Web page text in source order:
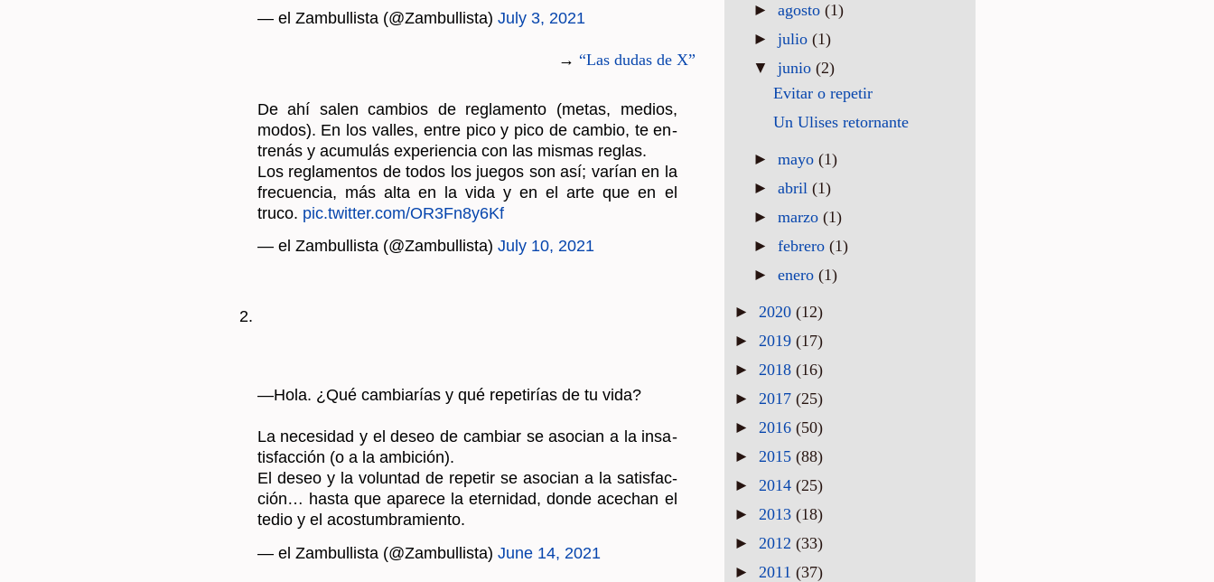
→“Las dudas de X”
tre­nás y acu­mu­lás ex­pe­rien­cia con las mis­mas re­glas.
Los re­gla­men­tos de todos los jue­gos son así; va­rían en la
fre­cuen­cia, más alta en la vida y en el arte que en el
truco.pic.​twitter.​com/​OR3Fn8y6Kf
— el Zam­bu­llis­ta (@Zam­bu­llis­ta)July 10, 2021
La ne­ce­si­dad y el deseo de cam­biar se aso­cian a la in­sa­
El deseo y la vo­lun­tad de re­pe­tir se aso­cian a la sa­tis­fac­
ción… hasta que apa­re­ce la eter­ni­dad, donde ace­chan el
tedio y el acos­tum­bra­mien­to.
— el Zam­bu­llis­ta (@Zam­bu­llis­ta)
►agosto(1)
►julio(1)
▼junio(2)
Evitar o repetir
Un Ulises retornante
►mayo(1)
►abril(1)
►marzo(1)
►febrero(1)
►enero(1)
► 2020 (12)
► 2019 (17)
► 2018 (16)
► 2017 (25)
► 2016 (50)
► 2015 (88)
► 2014 (25)
► 2013 (18)
► 2012 (33)
► 2011 (37)